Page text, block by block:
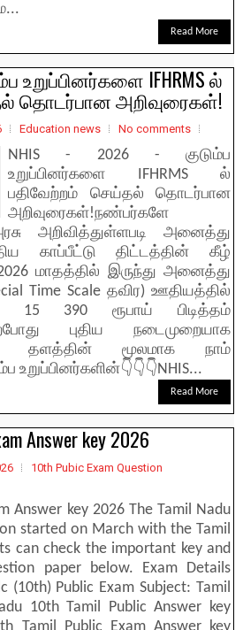
Read More
உறுப்பினர்களை IFHRMS ல்
தொடர்பான அறிவுரைகள்!
Education news No comments
NHIS - 2026 - குடும்ப
உறுப்பினர்களை IFHRMS ல்
பதிவேற்றம் செய்தல் தொடர்பான
அறிவுரைகள்!நண்பர்களே
அறிவித்துள்ளபடி அனைத்து
காப்பீட்டு திட்டத்தின் கீழ்
மாதத்தில் இருந்து அனைத்து
Time Scale தவிர) ஊதியத்தில்
15 390 ரூபாய் பிடித்தம்
புதிய நடைமுறையாக
தளத்தின் மூலமாக நாம்
உறுப்பினர்களின்👇👇👇NHIS...
Read More
Answer key 2026
10th Pubic Exam Question
Answer key 2026 The Tamil Nadu
started on March with the Tamil
can check the important key and
paper below. Exam Details
(10th) Public Exam Subject: Tamil
10th Tamil Public Answer key